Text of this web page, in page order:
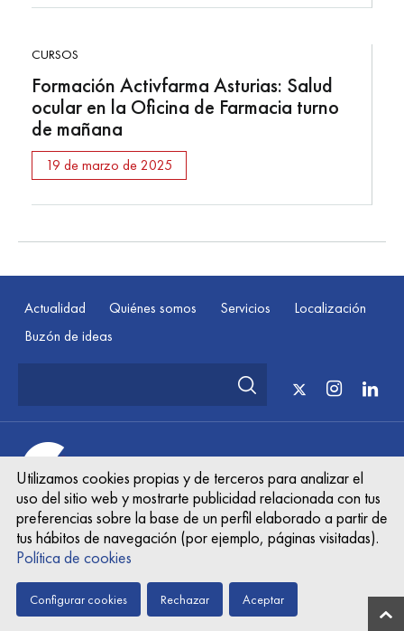
CURSOS
Formación Activfarma Asturias: Salud
ocular en la Oficina de Farmacia turno
de mañana
19 de marzo de 2025
Actualidad Quiénes somos Servicios
Localización
Buzón de ideas
© Cooperativa Farmacéutica Asturiana Fri Aug 07
13:05:58 UTC 2026
Mapa web Documento legal
Política de privacidad
Cookies
Utilizamos cookies propias y de terceros para analizar el
uso del sitio web y mostrarte publicidad relacionada con tus
preferencias sobre la base de un perfil elaborado a partir de
tus hábitos de navegación (por ejemplo, páginas visitadas).
Política de cookies
Configurar cookies Rechazar Aceptar